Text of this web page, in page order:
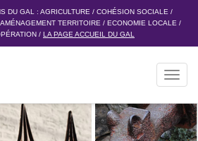
DU GAL : AGRICULTURE / COHÉSION SOCIALE /
AMÉNAGEMENT TERRITOIRE / ECONOMIE LOCALE /
/ LA PAGE ACCUEIL DU GAL